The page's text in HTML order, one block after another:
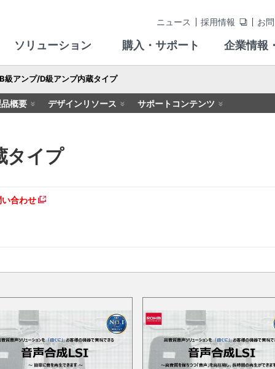
ニュース 採用情報 お
ソリューション 購入・サポート 企業情報
級アンプ/D級アンプ内蔵タイプ
概要 デザインリソース サポートコンテンツ
タイプ
合わせ